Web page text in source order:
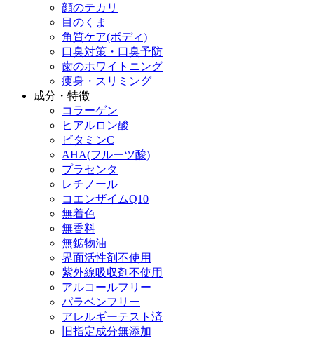
顔のテカリ
目のくま
角質ケア(ボディ)
口臭対策・口臭予防
歯のホワイトニング
痩身・スリミング
成分・特徴
コラーゲン
ヒアルロン酸
ビタミンC
AHA(フルーツ酸)
プラセンタ
レチノール
コエンザイムQ10
無着色
無香料
無鉱物油
界面活性剤不使用
紫外線吸収剤不使用
アルコールフリー
パラベンフリー
アレルギーテスト済
旧指定成分無添加